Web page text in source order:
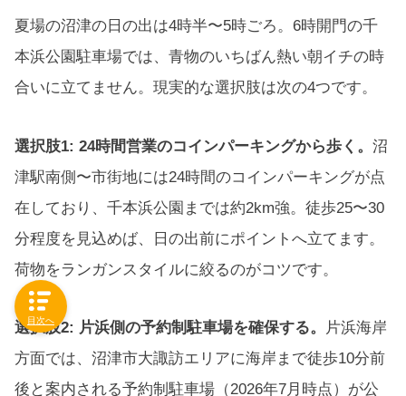
夏場の沼津の日の出は4時半〜5時ごろ。6時開門の千
本浜公園駐車場では、青物のいちばん熱い朝イチの時
合いに立てません。現実的な選択肢は次の4つです。
選択肢1: 24時間営業のコインパーキングから歩く。 沼
津駅南側〜市街地には24時間のコインパーキングが点
在しており、千本浜公園までは約2km強。徒歩25〜30
分程度を見込めば、日の出前にポイントへ立てます。
荷物をランガンスタイルに絞るのがコツです。
選択肢2: 片浜側の予約制駐車場を確保する。
片浜海岸
方面では、沼津市大諏訪エリアに海岸まで徒歩10分前
後と案内される予約制駐車場（2026年7月時点）が公
目次へ